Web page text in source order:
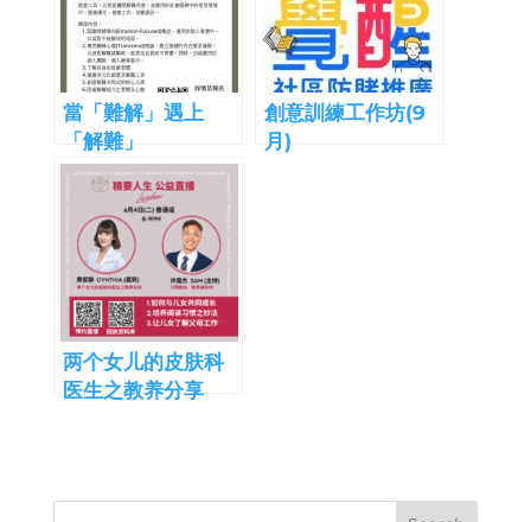
當「難解」遇上
「解難」
創意訓練工作坊(9
月)
两个女儿的皮肤科
医生之教养分享